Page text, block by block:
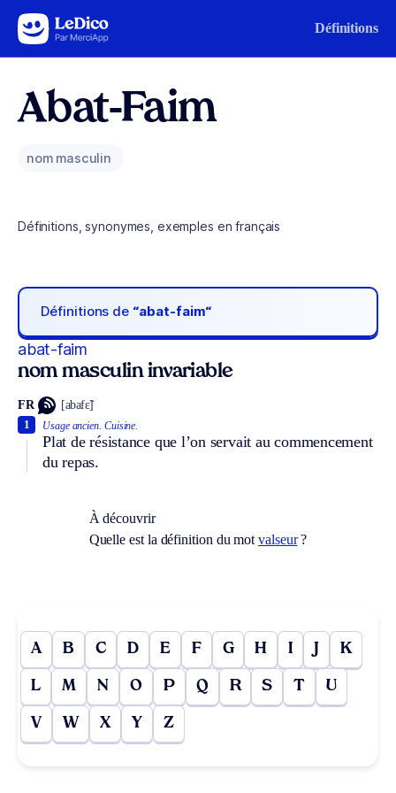
Aller au contenu Définitions
Abat-Faim
nom masculin
Définitions, synonymes, exemples en français
Définitions de “abat-faim“
abat-faim
nom masculin invariable
FR [abafɛ̃]
Usage ancien. Cuisine.
Plat de résistance que l’on servait au commencement
du repas.
1
À découvrir
Quelle est la définition du motvalseur?
A B C D E F G H I J K
L M N O P Q R S T U
V W X Y Z